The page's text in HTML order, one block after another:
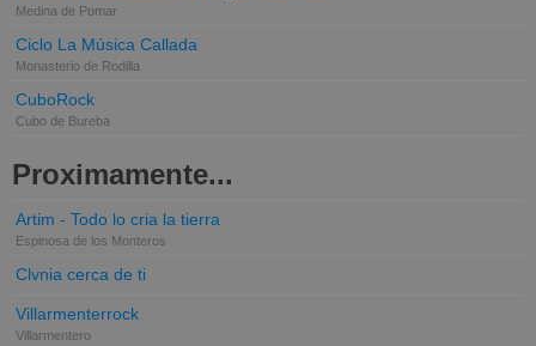
Medina de Pomar
Ciclo La Música Callada
Monasterio de Rodilla
CuboRock
Cubo de Bureba
Proximamente...
Artim - Todo lo cria la tierra
Espinosa de los Monteros
Clvnia cerca de ti
Villarmenterrock
Villarmentero